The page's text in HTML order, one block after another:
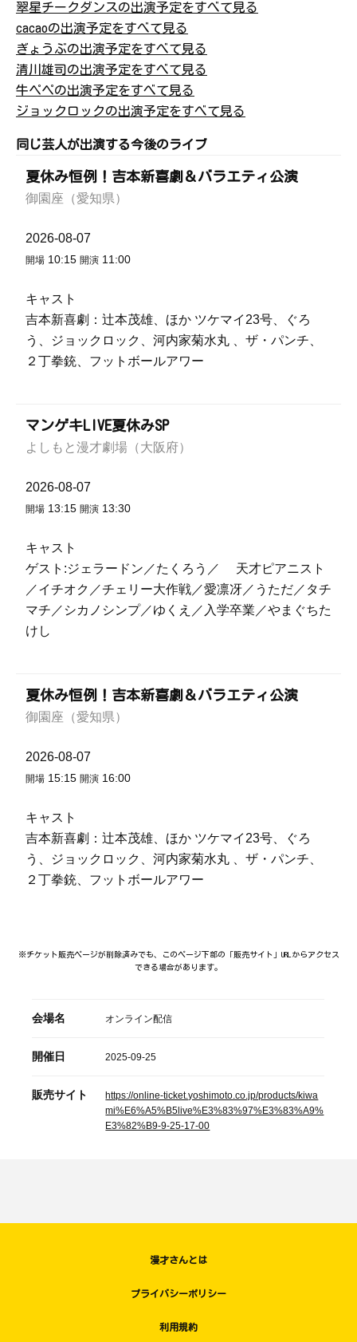
翠星チークダンスの出演予定をすべて見る
cacaoの出演予定をすべて見る
ぎょうぶの出演予定をすべて見る
清川雄司の出演予定をすべて見る
牛ペペの出演予定をすべて見る
ジョックロックの出演予定をすべて見る
同じ芸人が出演する今後のライブ
夏休み恒例！吉本新喜劇＆バラエティ公演
御園座（愛知県）
2026-08-07
開場 10:15 開演 11:00
キャスト
吉本新喜劇：辻本茂雄、ほか ツケマイ23号、ぐろ
う、ジョックロック、河内家菊水丸 、ザ・パンチ、
２丁拳銃、フットボールアワー
マンゲキLIVE夏休みSP
よしもと漫才劇場（大阪府）
2026-08-07
開場 13:15 開演 13:30
キャスト
ゲスト:ジェラードン／たくろう／ 天才ピアニスト
／イチオク／チェリー大作戦／愛凛冴／うただ／タチ
マチ／シカノシンプ／ゆくえ／入学卒業／やまぐちた
けし
夏休み恒例！吉本新喜劇＆バラエティ公演
御園座（愛知県）
2026-08-07
開場 15:15 開演 16:00
キャスト
吉本新喜劇：辻本茂雄、ほか ツケマイ23号、ぐろ
う、ジョックロック、河内家菊水丸 、ザ・パンチ、
２丁拳銃、フットボールアワー
※チケット販売ページが削除済みでも、このページ下部の「販売サイト」URLからアクセス
できる場合があります。
会場名 オンライン配信
開催日 2025-09-25
販売サイト
https://online-ticket.yoshimoto.co.jp/products/kiwa
mi%E6%A5%B5live%E3%83%97%E3%83%A9%
E3%82%B9-9-25-17-00
漫才さんとは
プライバシーポリシー
利用規約